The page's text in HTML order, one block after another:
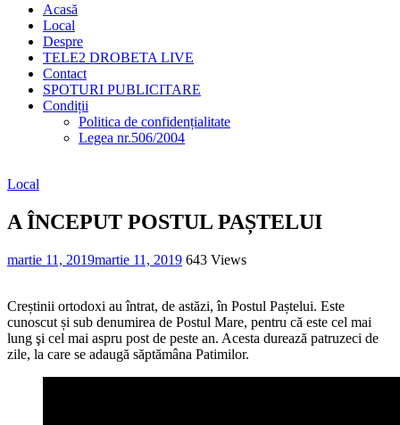
Acasă
Local
Despre
TELE2 DROBETA LIVE
Contact
SPOTURI PUBLICITARE
Condiții
Politica de confidențialitate
Legea nr.506/2004
Local
A ÎNCEPUT POSTUL PAȘTELUI
martie 11, 2019martie 11, 2019 643 Views
Creștinii ortodoxi au întrat, de astăzi, în Postul Paștelui. Este
cunoscut și sub denumirea de Postul Mare, pentru că este cel mai
lung şi cel mai aspru post de peste an. Acesta durează patruzeci de
zile, la care se adaugă săptămâna Patimilor.